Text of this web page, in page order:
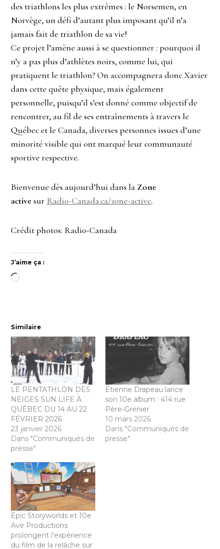
des triathlons les plus extrêmes : le Norsemen, en
Norvège, un défi d’autant plus imposant qu’il n’a
jamais fait de triathlon de sa vie!
Ce projet l’amène aussi à se questionner : pourquoi il
n’y a pas plus d’athlètes noirs, comme lui, qui
pratiquent le triathlon? On accompagnera donc Xavier
dans cette quête physique, mais également
personnelle, puisqu’il s’est donné comme objectif de
rencontrer, au fil de ses entraînements à travers le
Québec et le Canada, diverses personnes issues d’une
minorité visible qui ont marqué leur communauté
sportive respective.
Bienvenue dès aujourd’hui dans la Zone
activesur Radio-Canada.ca/zone-active.
Crédit photos: Radio-Canada
J’aime ça :
Chargement…
Similaire
LE PENTATHLON DES
NEIGES SUN LIFE À
QUÉBEC DU 14 AU 22
FÉVRIER 2026
23 janvier 2026
Dans "Communiqués de
presse"
Étienne Drapeau lance
son 10e album : 414 rue
Père-Grenier
10 mars 2026
Dans "Communiqués de
presse"
Epic Storyworlds et 10e
Ave Productions
prolongent l’expérience
du film de la relâche sur